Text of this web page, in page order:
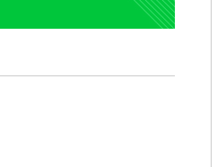
최준희, 또 성형수술 예고 "짝짝이 눈 탈출"
황기순 "원정 도박으로 전 재산 잃고 필리핀